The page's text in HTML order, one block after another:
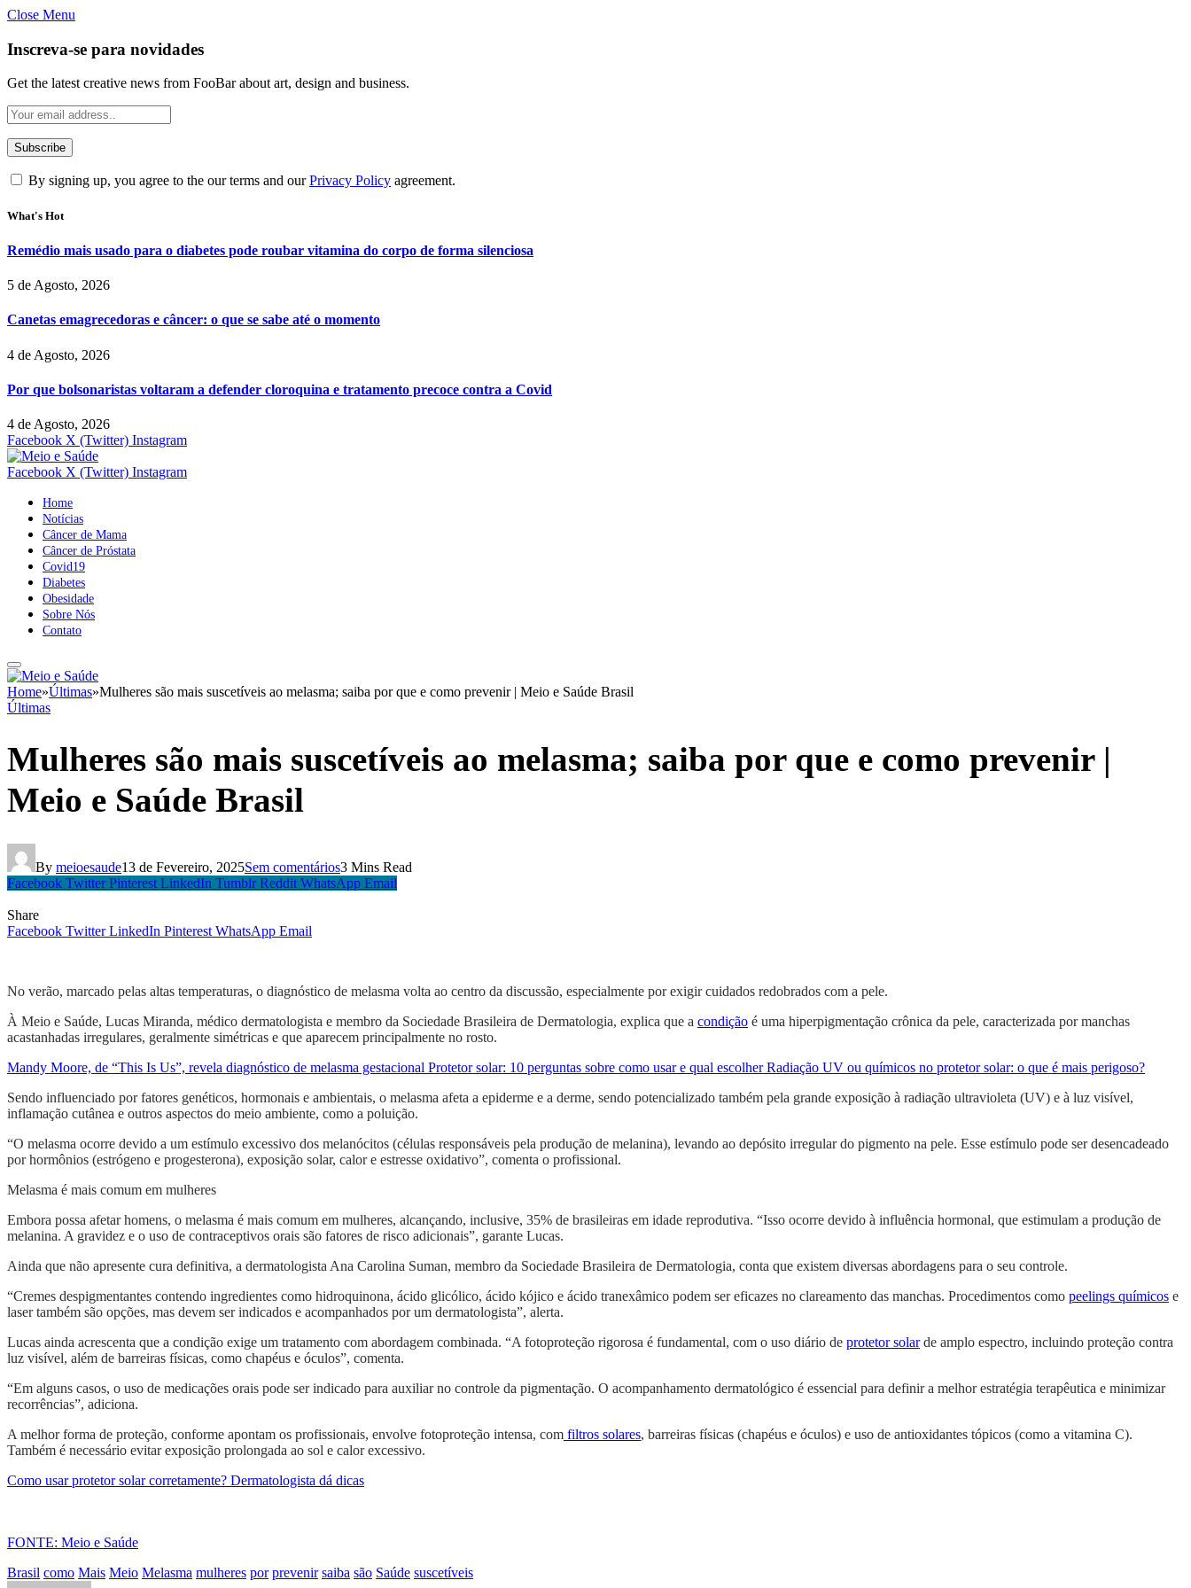
Close Menu
Inscreva-se para novidades
Get the latest creative news from FooBar about art, design and business.
By signing up, you agree to the our terms and ourPrivacy Policy agreement.
What's Hot
Remédio mais usado para o diabetes pode roubar vitamina do corpo de forma silenciosa
5 de Agosto, 2026
Canetas emagrecedoras e câncer: o que se sabe até o momento
4 de Agosto, 2026
Por que bolsonaristas voltaram a defender cloroquina e tratamento precoce contra a Covid
4 de Agosto, 2026
Facebook X (Twitter) Instagram
Facebook X (Twitter) Instagram
Home
Notícias
Câncer de Mama
Câncer de Próstata
Covid19
Diabetes
Obesidade
Sobre Nós
Contato
Home»Últimas»Mulheres são mais suscetíveis ao melasma; saiba por que e como prevenir | Meio e Saúde Brasil
Últimas
Mulheres são mais suscetíveis ao melasma; saiba por que e como prevenir |
Meio e Saúde Brasil
By meioesaude13 de Fevereiro, 2025Sem comentários3 Mins Read
Facebook Twitter Pinterest LinkedIn Tumblr Reddit WhatsApp Email
Share
Facebook Twitter LinkedIn Pinterest WhatsApp Email
No verão, marcado pelas altas temperaturas, o diagnóstico de melasma volta ao centro da discussão, especialmente por exigir cuidados redobrados com a pele.
À Meio e Saúde, Lucas Miranda, médico dermatologista e membro da Sociedade Brasileira de Dermatologia, explica que a condição é uma hiperpigmentação crônica da pele, caracterizada por manchas
acastanhadas irregulares, geralmente simétricas e que aparecem principalmente no rosto.
Mandy Moore, de “This Is Us”, revela diagnóstico de melasma gestacional Protetor solar: 10 perguntas sobre como usar e qual escolherRadiação UV ou químicos no protetor solar: o que é mais perigoso?
Sendo influenciado por fatores genéticos, hormonais e ambientais, o melasma afeta a epiderme e a derme, sendo potencializado também pela grande exposição à radiação ultravioleta (UV) e à luz visível,
inflamação cutânea e outros aspectos do meio ambiente, como a poluição.
“O melasma ocorre devido a um estímulo excessivo dos melanócitos (células responsáveis pela produção de melanina), levando ao depósito irregular do pigmento na pele. Esse estímulo pode ser desencadeado
por hormônios (estrógeno e progesterona), exposição solar, calor e estresse oxidativo”, comenta o profissional.
Melasma é mais comum em mulheres
Embora possa afetar homens, o melasma é mais comum em mulheres, alcançando, inclusive, 35% de brasileiras em idade reprodutiva. “Isso ocorre devido à influência hormonal, que estimulam a produção de
melanina. A gravidez e o uso de contraceptivos orais são fatores de risco adicionais”, garante Lucas.
Ainda que não apresente cura definitiva, a dermatologista Ana Carolina Suman, membro da Sociedade Brasileira de Dermatologia, conta que existem diversas abordagens para o seu controle.
“Cremes despigmentantes contendo ingredientes como hidroquinona, ácido glicólico, ácido kójico e ácido tranexâmico podem ser eficazes no clareamento das manchas. Procedimentos como peelings químicos e
laser também são opções, mas devem ser indicados e acompanhados por um dermatologista”, alerta.
Lucas ainda acrescenta que a condição exige um tratamento com abordagem combinada. “A fotoproteção rigorosa é fundamental, com o uso diário de protetor solarde amplo espectro, incluindo proteção contra
luz visível, além de barreiras físicas, como chapéus e óculos”, comenta.
“Em alguns casos, o uso de medicações orais pode ser indicado para auxiliar no controle da pigmentação. O acompanhamento dermatológico é essencial para definir a melhor estratégia terapêutica e minimizar
recorrências”, adiciona.
A melhor forma de proteção, conforme apontam os profissionais, envolve fotoproteção intensa, com filtros solares, barreiras físicas (chapéus e óculos) e uso de antioxidantes tópicos (como a vitamina C).
Também é necessário evitar exposição prolongada ao sol e calor excessivo.
Como usar protetor solar corretamente? Dermatologista dá dicas
FONTE: Meio e Saúde
Brasil como Mais Meio Melasma mulheres por prevenir saiba são Saúde suscetíveis